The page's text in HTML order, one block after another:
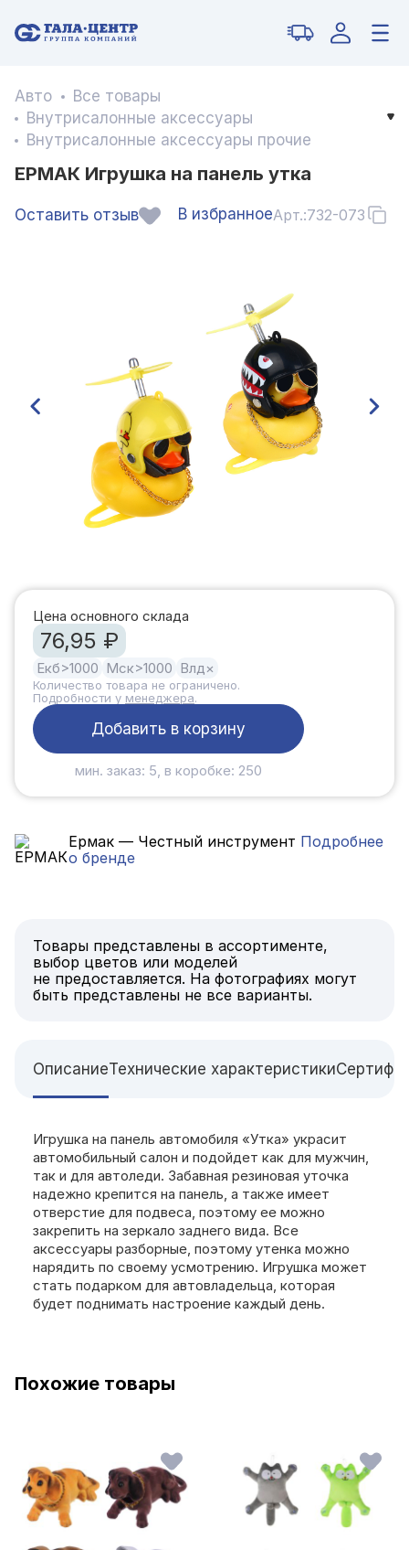
Авто
Все товары
Внутрисалонные аксессуары
Внутрисалонные аксессуары прочие
ЕРМАК Игрушка на панель утка
Оставить отзыв В избранноеАрт.:732-073
Цена основного склада
76,95 ₽
Екб>1000 Мск>1000 Влд ×
Количество товара не ограничено.
Подробности у менеджера.
Добавить в корзину
мин. заказ: 5, в коробке: 250
Ермак — Честный инструмент Подробнее
о бренде
Товары представлены в ассортименте,
выбор цветов или моделей
не предоставляется. На фотографиях могут
быть представлены не все варианты.
ОписаниеТехнические характеристики
Игрушка на панель автомобиля «Утка» украсит
автомобильный салон и подойдет как для мужчин,
так и для автоледи. Забавная резиновая уточка
надежно крепится на панель, а также имеет
отверстие для подвеса, поэтому ее можно
закрепить на зеркало заднего вида. Все
аксессуары разборные, поэтому утенка можно
нарядить по своему усмотрению. Игрушка может
стать подарком для автовладельца, которая
будет поднимать настроение каждый день.
Похожие товары